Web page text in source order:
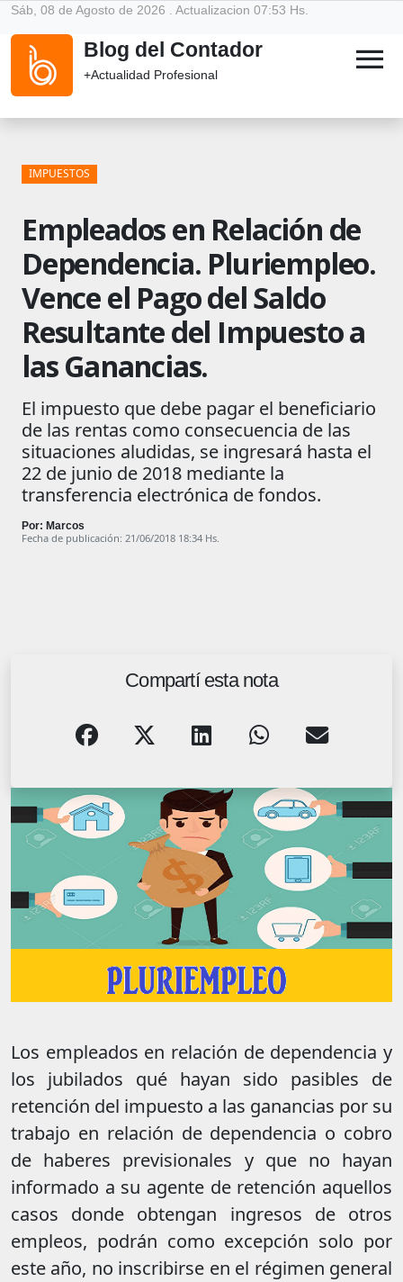
Sáb, 08 de Agosto de 2026 . Actualizacion 07:53 Hs.
Blog del Contador
+Actualidad Profesional menu
IMPUESTOS
Empleados en Relación de
Dependencia. Pluriempleo.
Vence el Pago del Saldo
Resultante del Impuesto a
las Ganancias.
El impuesto que debe pagar el beneficiario
de las rentas como consecuencia de las
situaciones aludidas, se ingresará hasta el
22 de junio de 2018 mediante la
transferencia electrónica de fondos.
Por: Marcos
Fecha de publicación: 21/06/2018 18:34 Hs.
Compartí esta nota
Los empleados en relación de dependencia y
los jubilados qué hayan sido pasibles de
retención del impuesto a las ganancias por su
trabajo en relación de dependencia o cobro
de haberes previsionales y que no hayan
informado a su agente de retención aquellos
casos donde obtengan ingresos de otros
empleos, podrán como excepción solo por
este año, no inscribirse en el régimen general